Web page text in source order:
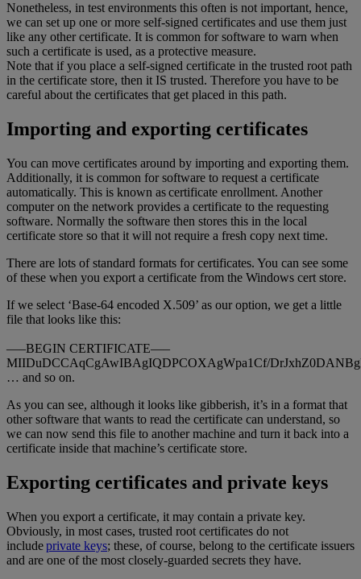
Nonetheless, in test environments this often is not important, hence,
we can set up one or more self-signed certificates and use them just
like any other certificate. It is common for software to warn when
such a certificate is used, as a protective measure.
Note that if you place a self-signed certificate in the trusted root path
in the certificate store, then it IS trusted. Therefore you have to be
careful about the certificates that get placed in this path.
Importing and exporting certificates
You can move certificates around by importing and exporting them.
Additionally, it is common for software to request a certificate
automatically. This is known as certificate enrollment. Another
computer on the network provides a certificate to the requesting
software. Normally the software then stores this in the local
certificate store so that it will not require a fresh copy next time.
There are lots of standard formats for certificates. You can see some
of these when you export a certificate from the Windows cert store.
If we select ‘Base-64 encoded X.509’ as our option, we get a little
file that looks like this:
—–BEGIN CERTIFICATE—–
MIIDuDCCAqCgAwIBAgIQDPCOXAgWpa1Cf/
… and so on.
As you can see, although it looks like gibberish, it’s in a format that
other software that wants to read the certificate can understand, so
we can now send this file to another machine and turn it back into a
certificate inside that machine’s certificate store.
Exporting certificates and private keys
When you export a certificate, it may contain a private key.
Obviously, in most cases, trusted root certificates do not
includeprivate keys; these, of course, belong to the certificate issuers
and are one of the most closely-guarded secrets they have.